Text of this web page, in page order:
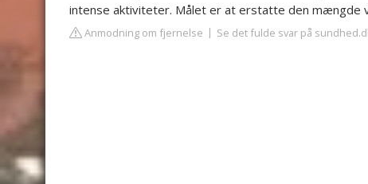
intense aktiviteter. Målet er at erstatte den mængde
Anmodning om fjernelse Se det fulde svar på